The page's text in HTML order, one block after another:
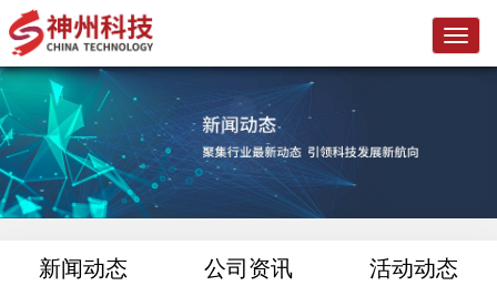
L
o
新闻动态 公司资讯 活动动态